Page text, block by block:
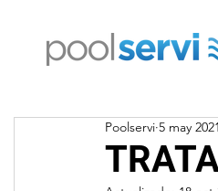
Poolservi 5 may 2021